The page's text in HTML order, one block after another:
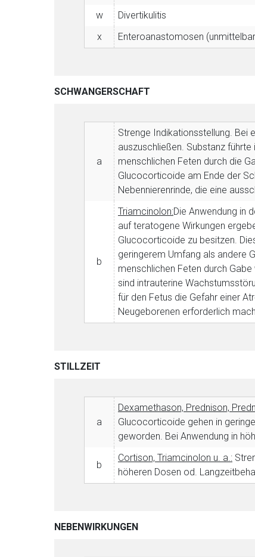
w
Divertikulitis
x
Enteroanastomosen
SCHWANGERSCHAFT
a
Strenge Indikationsstellung. Bei
auszuschließen. Substanz
menschlichen Feten durch die
Glucocorticoide am Ende der
Nebennierenrinde, die eine
b
Triamcinolon:Die Anwendung in
auf teratogene Wirkungen
Glucocorticoide zu besitzen.
geringerem Umfang als andere
menschlichen Feten durch
sind intrauterine
für den Fetus die Gefahr einer
Neugeborenen erforderlich
STILLZEIT
a
Dexamethason, Prednison,
Glucocorticoide gehen in
geworden. Bei Anwendung in
b
Cortison, Triamcinolon u. a.:
höheren Dosen od.
NEBENWIRKUNGEN
Betreiber verantwortlich. Ebenso gelten dort